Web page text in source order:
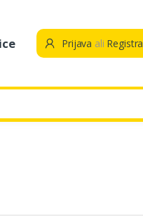
Prijava ali